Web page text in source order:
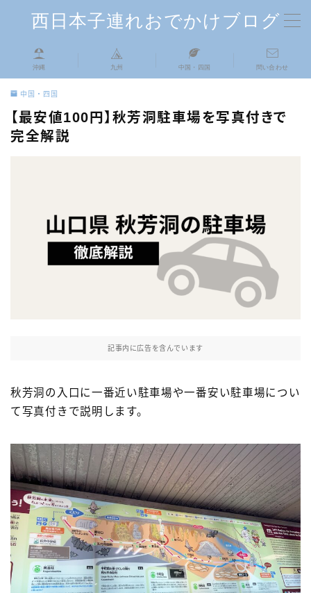
西日本子連れおでかけブログ
MENU
TOP
自己紹介
沖縄 九州 中国・四国 問い合わせ
中国・四国
【最安値100円】秋芳洞駐車場を写真付きで
完全解説
記事内に広告を含んでいます
秋芳洞の入口に一番近い駐車場や一番安い駐車場につい
て写真付きで説明します。